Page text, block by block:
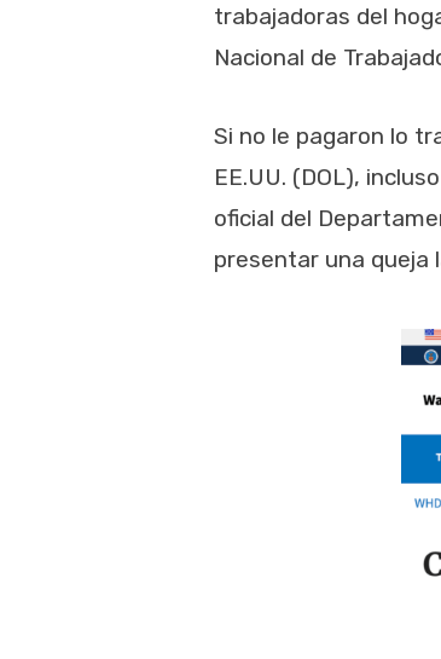
trabajadoras del
Nacional de
Si no le pagaron lo
EE.UU. (DOL),
oficial del
presentar una queja